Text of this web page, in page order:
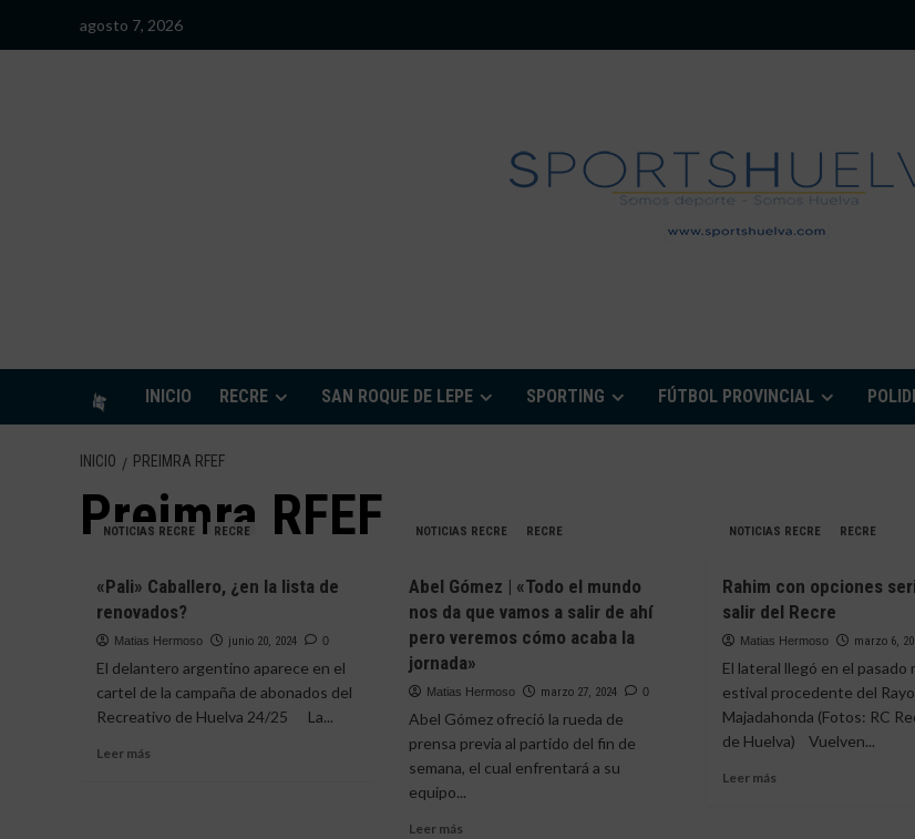
agosto 7, 2026
INICIO RECRE SAN ROQUE DE LEPE SPORTING FÚTBOL PROVINCIAL
INICIO PREIMRA RFEF
Preimra RFEF
NOTICIAS RECRE RECRE
«Pali» Caballero, ¿en la lista de
renovados?
Matias Hermoso junio 20, 2024 0
El delantero argentino aparece en el
cartel de la campaña de abonados del
Recreativo de Huelva 24/25 La...
Leer más
NOTICIAS RECRE RECRE
Abel Gómez | «Todo el mundo
nos da que vamos a salir de ahí
pero veremos cómo acaba la
jornada»
Matias Hermoso marzo 27, 2024 0
Abel Gómez ofreció la rueda de
prensa previa al partido del fin de
semana, el cual enfrentará a su
equipo...
Leer más
NOTICIAS RECRE RECRE
Rahim con opciones
salir del Recre
Matias Hermoso marzo 6,
El lateral llegó en el pasado
estival procedente del
Majadahonda (Fotos: RC
de Huelva) Vuelven...
Leer másLeer